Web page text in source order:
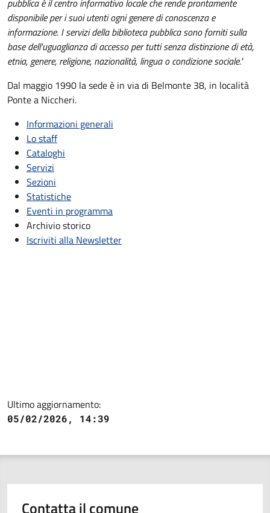
disponibile per i suoi utenti ogni genere di conoscenza e
informazione. I servizi della biblioteca pubblica sono forniti sulla
base dell'uguaglianza di accesso per tutti senza distinzione di età,
etnia, genere, religione, nazionalità, lingua o condizione sociale."
Dal maggio 1990 la sede è in via di Belmonte 38, in località
Ponte a Niccheri.
Informazioni generali
Lo staff
Cataloghi
Servizi
Sezioni
Statistiche
Eventi in programma
Archivio storico
Iscriviti alla Newsletter
Ultimo aggiornamento:
05/02/2026, 14:39
Contatta il comune